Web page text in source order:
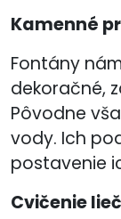
Kamenné
Fontány
dekoračné,
Pôvodne
vody. Ich
postavenie
Cvičenie